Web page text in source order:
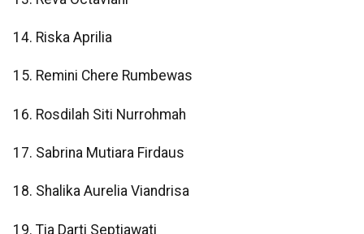
14. Riska Aprilia
15. Remini Chere Rumbewas
16. Rosdilah Siti Nurrohmah
17. Sabrina Mutiara Firdaus
18. Shalika Aurelia Viandrisa
19. Tia Darti Septiawati